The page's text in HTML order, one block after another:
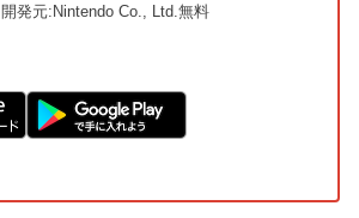
開発元:Nintendo Co., Ltd.無料